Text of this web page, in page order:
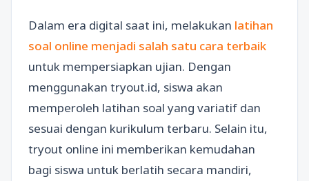
Dalam era digital saat ini, melakukan latihan
soal online menjadi salah satu cara terbaik
untuk mempersiapkan ujian. Dengan
menggunakan tryout.id, siswa akan
memperoleh latihan soal yang variatif dan
sesuai dengan kurikulum terbaru. Selain itu,
tryout online ini memberikan kemudahan
bagi siswa untuk berlatih secara mandiri,